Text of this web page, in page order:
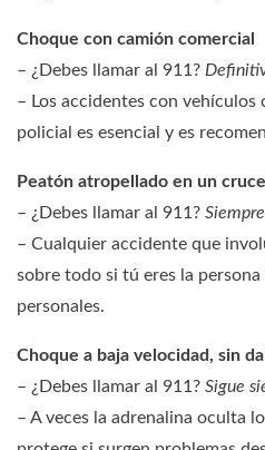
Choque con camión comercial
– ¿Debes llamar al 911?
– Los accidentes con
policial es esencial y es
Peatón atropellado en un
– ¿Debes llamar al 911? Siempre
– Cualquier accidente que
sobre todo si tú eres la
personales.
Choque a baja velocidad, sin
– ¿Debes llamar al 911? Sigue
– A veces la adrenalina oculta